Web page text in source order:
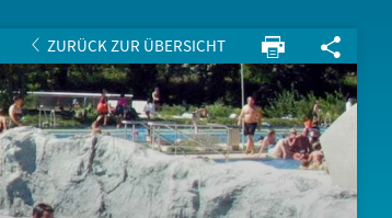
ZURÜCK ZUR ÜBERSICHT